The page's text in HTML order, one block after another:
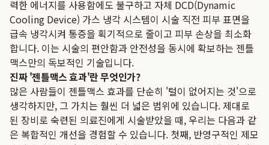
력한 에너지를 사용함에도 불구하고 자체 DCD(Dynamic
Cooling Device) 가스 냉각 시스템이 시술 직전 피부 표면을
급속 냉각시켜 통증을 획기적으로 줄이고 피부 손상을 최소화
합니다. 이는 시술의 편안함과 안전성을 동시에 확보하는 젠틀
맥스만의 독보적인 기술입니다.
진짜 '젠틀맥스 효과'란 무엇인가?
많은 사람들이 젠틀맥스 효과를 단순히 '털이 없어지는 것'으로
생각하지만, 그 가치는 훨씬 더 넓은 범위에 있습니다. 제대로
된 장비로 숙련된 의료진에게 시술받았을 때, 우리는 다음과 같
은 복합적인 개선을 경험할 수 있습니다. 첫째, 반영구적인 제모